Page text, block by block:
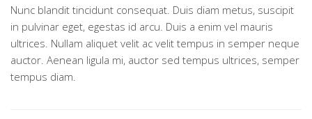
Nunc blandit tincidunt consequat. Duis diam metus, suscipit
in pulvinar eget, egestas id arcu. Duis a enim vel mauris
ultrices. Nullam aliquet velit ac velit tempus in semper neque
auctor. Aenean ligula mi, auctor sed tempus ultrices, semper
tempus diam.